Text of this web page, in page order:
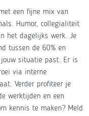
een fijne mix van
Humor, collegialiteit
het dagelijks werk. Je
tussen de 60% en
situatie past. Er is
via interne
Verder profiteer je
werktijden en een
kennis te maken? Meld